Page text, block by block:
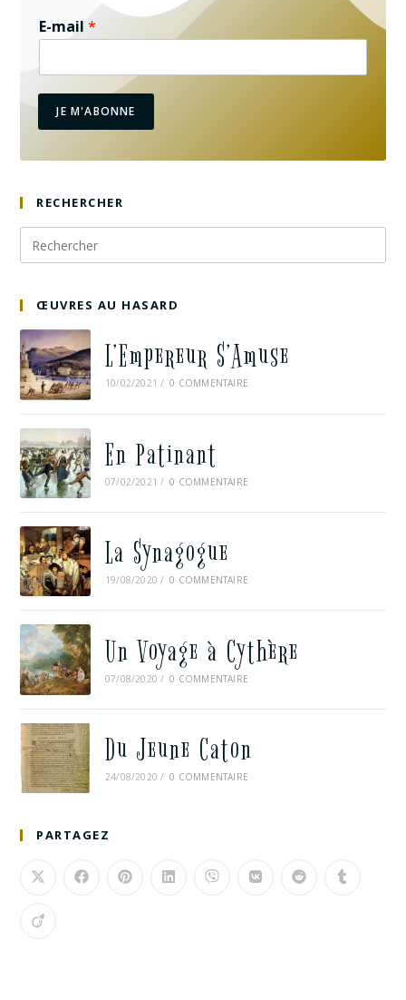
E-mail*
JE M'ABONNE
RECHERCHER
ŒUVRES AU HASARD
L’Empereur S’Amuse
10/02/2021 / 0 COMMENTAIRE
En Patinant
07/02/2021 / 0 COMMENTAIRE
La Synagogue
19/08/2020 / 0 COMMENTAIRE
Un Voyage à Cythère
07/08/2020 / 0 COMMENTAIRE
Du Jeune Caton
24/08/2020 / 0 COMMENTAIRE
PARTAGEZ